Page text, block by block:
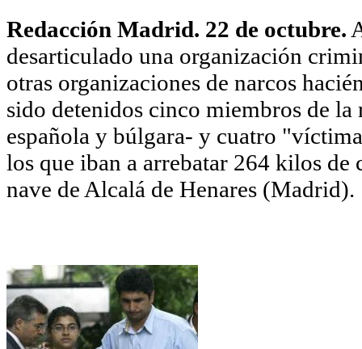
Redacción Madrid. 22 de octubre.
desarticulado una organización
otras organizaciones de narcos
sido detenidos cinco miembros de
española y búlgara- y cuatro
los que iban a arrebatar 264 kilos de
nave de Alcalá de Henares (Madrid).